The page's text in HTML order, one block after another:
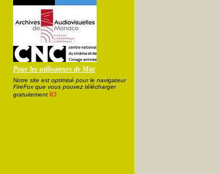
Pour les utilisateurs de Mac
Notre site est optimisé pour le navigateur
FireFox que vous pouvez télécharger
gratuitement ici